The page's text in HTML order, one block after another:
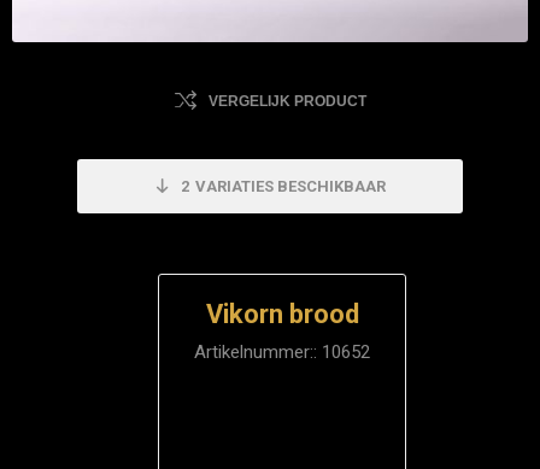
VERGELIJK PRODUCT
2 VARIATIES BESCHIKBAAR
Vikorn brood
Artikelnummer:: 10652